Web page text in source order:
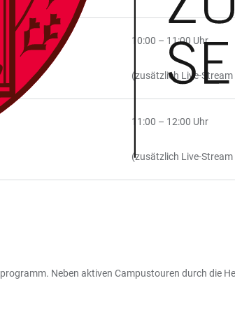
10:00 – 11:00 Uhr
(zusätzlich Live-Stream
11:00 – 12:00 Uhr
(zusätzlich Live-Stream
Neben aktiven Campustouren durch die